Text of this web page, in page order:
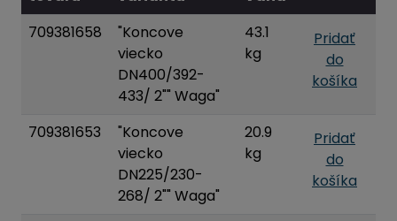
709381658
"Koncove
viecko
DN400/392-
433/ 2"" Waga"
43.1
kg
Pridať
do
košíka
709381653
"Koncove
viecko
DN225/230-
268/ 2"" Waga"
20.9
kg
Pridať
do
košíka